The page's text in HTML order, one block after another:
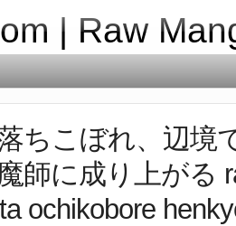
| Raw
ちこぼれ、辺境
師に成り上がる
ochikobore